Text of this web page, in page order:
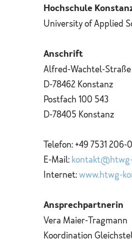
Hochschule
University of Applied
Anschrift
Alfred-Wachtel-
D-78462 Konstanz
Postfach 100 543
D-78405 Konstanz
Telefon: +49 7531 206-0
E-Mail:
Internet: www.htwg-
Ansprechpartnerin
Vera Maier-Tragmann
Koordination